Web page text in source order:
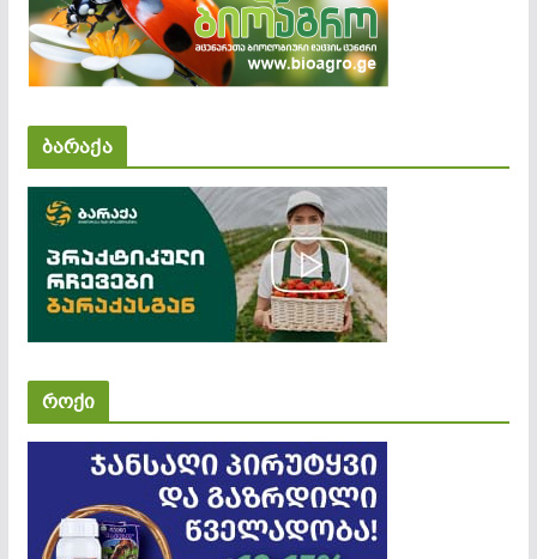
ბარაქა
როქი